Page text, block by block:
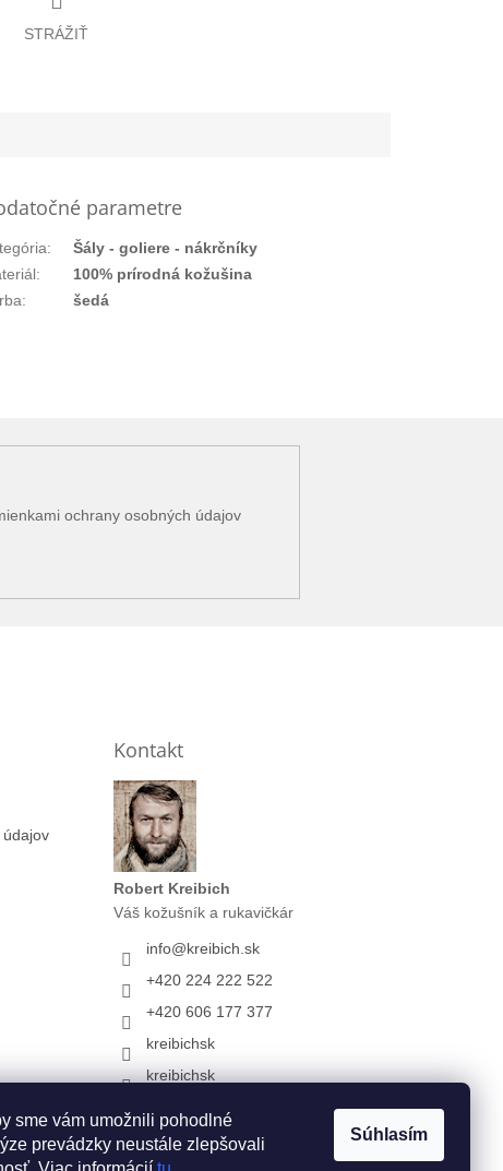
sme vám umožnili pohodlné
prevádzky neustále zlepšovali
Súhlasím
STRÁŽIŤ
parametre
:
Šály - goliere - nákrčníky
:
100% prírodná kožušina
: šedá
ochrany osobných údajov
Kontakt
Robert Kreibich
Váš kožušník a rukavičkár
info@kreibich.sk
+420 224 222 522
+420 606 177 377
kreibichsk
kreibichsk
(iba chat)